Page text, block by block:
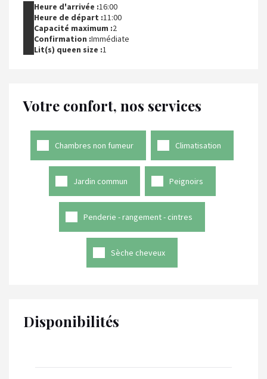
Heure d'arrivée :16:00
Heure de départ :11:00
Capacité maximum :2
Confirmation :Immédiate
Lit(s) queen size :1
Votre confort, nos services
Chambres non fumeur Climatisation
Jardin commun Peignoirs
Penderie - rangement - cintres
Sèche cheveux
Disponibilités